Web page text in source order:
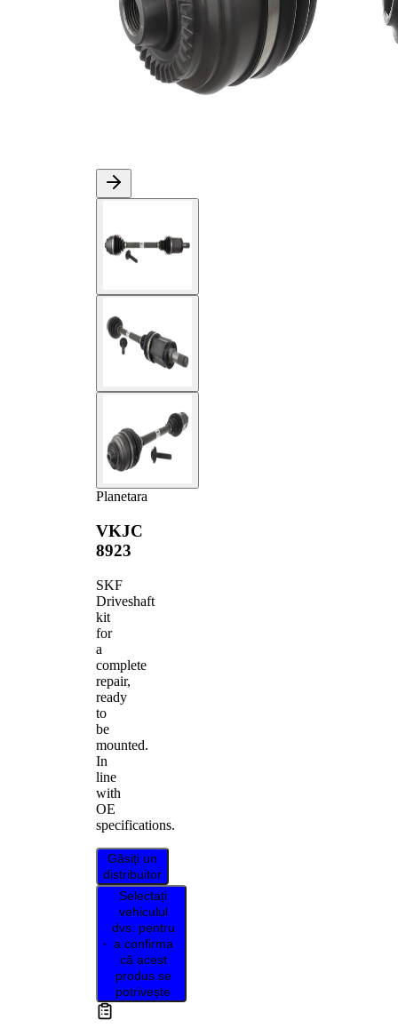
Planetara
VKJC
8923
SKF
Driveshaft
kit
for
a
complete
repair,
ready
to
be
mounted.
In
line
with
OE
specifications.
Găsiți un
distribuitor
Selectați
vehiculul
dvs. pentru
a confirma
că acest
produs se
potrivește